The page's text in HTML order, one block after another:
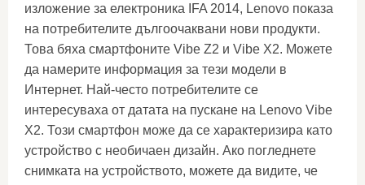
изложение за електроника IFA 2014, Lenovo показа
на потребителите дългоочаквани нови продукти.
Това бяха смартфоните Vibe Z2 и Vibe X2. Можете
да намерите информация за тези модели в
Интернет. Най-често потребителите се
интересуваха от датата на пускане на Lenovo Vibe
X2. Този смартфон може да се характеризира като
устройство с необичаен дизайн. Ако погледнете
снимката на устройството, можете да видите, че